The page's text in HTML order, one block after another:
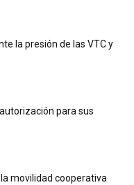
la presión de las VTC y
para sus
movilidad cooperativa